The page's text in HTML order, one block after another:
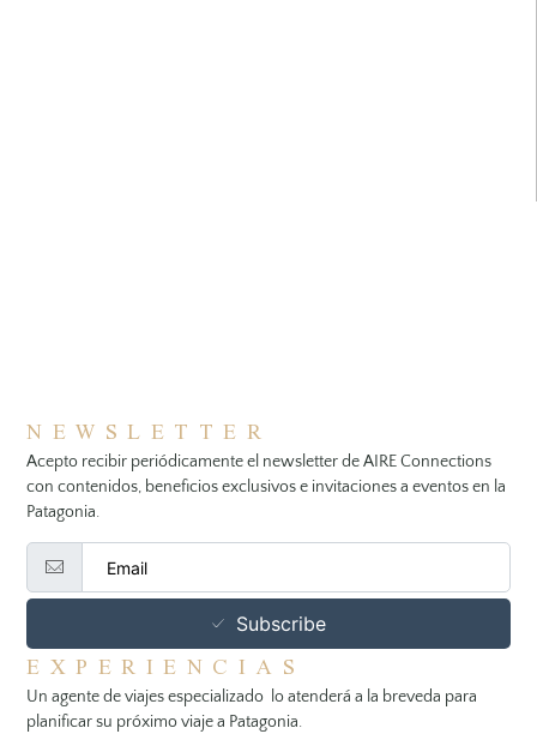
NEWSLETTER
Acepto recibir periódicamente el newsletter de AIRE Connections
con contenidos, beneficios exclusivos e invitaciones a eventos en la
Patagonia.
Subscribe
EXPERIENCIAS
Un agente de viajes especializado lo atenderá a la breveda para
planificar su próximo viaje a Patagonia.